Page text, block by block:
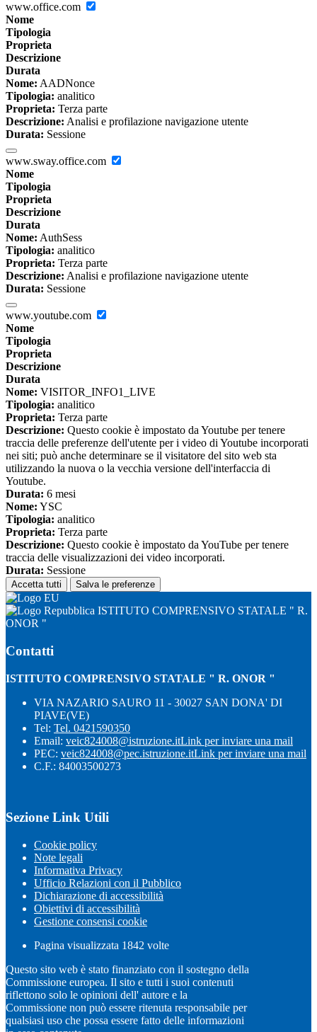
www.office.com
Nome
Tipologia
Proprieta
Descrizione
Durata
Nome: AADNonce
Tipologia: analitico
Proprieta: Terza parte
Descrizione: Analisi e profilazione navigazione utente
Durata: Sessione
www.sway.office.com
Nome
Tipologia
Proprieta
Descrizione
Durata
Nome: AuthSess
Tipologia: analitico
Proprieta: Terza parte
Descrizione: Analisi e profilazione navigazione utente
Durata: Sessione
www.youtube.com
Nome
Tipologia
Proprieta
Descrizione
Durata
Nome: VISITOR_INFO1_LIVE
Tipologia: analitico
Proprieta: Terza parte
Descrizione: Questo cookie è impostato da Youtube per tenere
traccia delle preferenze dell'utente per i video di Youtube incorporati
nei siti; può anche determinare se il visitatore del sito web sta
utilizzando la nuova o la vecchia versione dell'interfaccia di
Youtube.
Durata: 6 mesi
Nome: YSC
Tipologia: analitico
Proprieta: Terza parte
Descrizione: Questo cookie è impostato da YouTube per tenere
traccia delle visualizzazioni dei video incorporati.
Durata: Sessione
Accetta tutti Salva le preferenze
ISTITUTO COMPRENSIVO STATALE " R.
ONOR "
Contatti
ISTITUTO COMPRENSIVO STATALE " R. ONOR "
VIA NAZARIO SAURO 11 - 30027 SAN DONA' DI
PIAVE(VE)
Tel: Tel. 0421590350
Email: veic824008@istruzione.itLink per inviare una mail
PEC: veic824008@pec.istruzione.itLink per inviare una mail
C.F.: 84003500273
Sezione Link Utili
Cookie policy
Note legali
Informativa Privacy
Ufficio Relazioni con il Pubblico
Dichiarazione di accessibilità
Obiettivi di accessibilità
Gestione consensi cookie
Pagina visualizzata 1842 volte
Questo sito web è stato finanziato con il sostegno della
Commissione europea. Il sito e tutti i suoi contenuti
riflettono solo le opinioni dell' autore e la
Commissione non può essere ritenuta responsabile per
qualsiasi uso che possa essere fatto delle informazioni